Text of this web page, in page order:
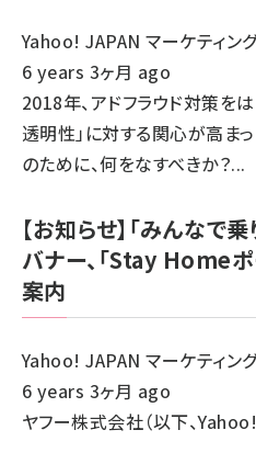
Yahoo! JAPAN マーケティン
6 years 3ヶ月 ago
2018年、アドフラウド対策を
透明性」に対する関心が高ま
のために、何をなすべきか？...
【お知らせ】「みんなで
バナー、「Stay Home
案内
Yahoo! JAPAN マーケティン
6 years 3ヶ月 ago
ヤフー株式会社（以下、